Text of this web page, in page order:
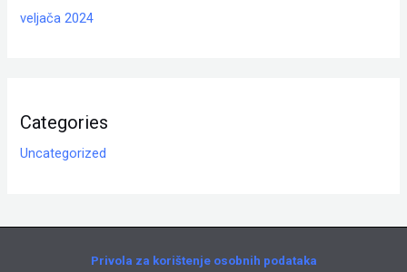
veljača 2024
Categories
Uncategorized
Privola za korištenje osobnih podataka